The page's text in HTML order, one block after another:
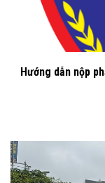
Hướng dẫn nộp